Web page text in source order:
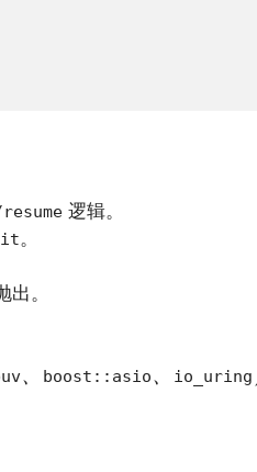
逻辑。
。
出。
、 boost::asio、 io_uring